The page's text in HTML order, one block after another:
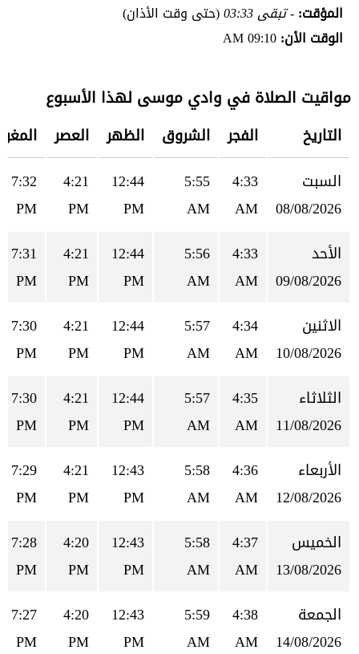
المؤقت:- تبقى 03:33
(حتى وقت الأذان)
الوقت الأن:
مواقيت الصلاة في وادي موسى لهذا الأسبوع
التاريخ الفجر الشروق الظهر العصر
السبت
08/08/2026
4:33
AM
5:55
AM
12:44
PM
4:21
PM
7:32
PM
الأحد
09/08/2026
4:33
AM
5:56
AM
12:44
PM
4:21
PM
7:31
PM
الاثنين
10/08/2026
4:34
AM
5:57
AM
12:44
PM
4:21
PM
7:30
PM
الثلاثاء
11/08/2026
4:35
AM
5:57
AM
12:44
PM
4:21
PM
7:30
PM
الأربعاء
12/08/2026
4:36
AM
5:58
AM
12:43
PM
4:21
PM
7:29
PM
الخميس
13/08/2026
4:37
AM
5:58
AM
12:43
PM
4:20
PM
7:28
PM
الجمعة
14/08/2026
4:38
AM
5:59
AM
12:43
PM
4:20
PM
7:27
PM